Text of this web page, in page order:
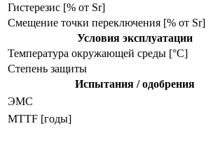
Гистерезис [% от Sr]
Смещение точки переключения [% от Sr]
Условия эксплуатации
Температура окружающей среды [°C]
Степень защиты
Испытания / одобрения
ЭMC
MTTF [годы]